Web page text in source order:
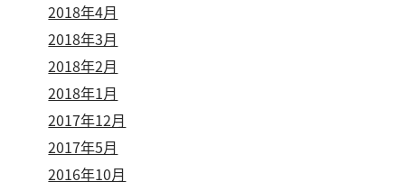
2018年4月
2018年3月
2018年2月
2018年1月
2017年12月
2017年5月
2016年10月